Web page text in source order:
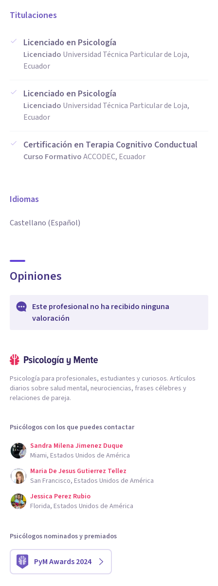
Titulaciones
Licenciado en Psicología
Licenciado Universidad Técnica Particular de Loja,
Ecuador
Licenciado en Psicología
Licenciado Universidad Técnica Particular de Loja,
Ecuador
Certificación en Terapia Cognitivo Conductual
Curso FormativoACCODEC, Ecuador
Idiomas
Castellano (Español)
Opiniones
Este profesional no ha recibido ninguna
valoración
Psicología para profesionales, estudiantes y curiosos. Artículos
diarios sobre salud mental, neurociencias, frases célebres y
relaciones de pareja.
Psicólogos con los que puedes contactar
Sandra Milena Jimenez Duque
Miami, Estados Unidos de América
Maria De Jesus Gutierrez Tellez
San Francisco, Estados Unidos de América
Jessica Perez Rubio
Florida, Estados Unidos de América
Psicólogos nominados y premiados
PyM Awards 2024